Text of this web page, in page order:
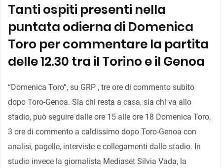
Tanti ospiti presenti nella
puntata odierna di Domenica
Toro per commentare la partita
delle 12.30 tra il Torino e il Genoa
“Domenica Toro”, su GRP , tre ore di commento subito
dopo Toro-Genoa. Sia chi resta a casa, sia chi va allo
stadio, può seguire dalle ore 15 alle ore 18 Domenica Toro,
3 ore di commento a caldissimo dopo Toro-Genoa con
analisi, pagelle, interviste e collegamenti dallo stadio. In
studio invece la giornalista Mediaset Silvia Vada, la